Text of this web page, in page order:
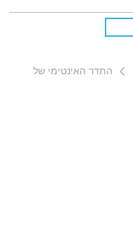
התדר האינטימי של